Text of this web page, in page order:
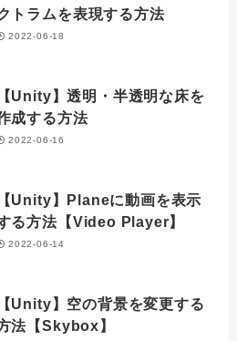
トラムを表現する方法
2022-06-18
【Unity】透明・半透明な床を
成する方法
2022-06-16
【Unity】Planeに動画を表示
る方法【Video Player】
2022-06-14
【Unity】空の背景を変更する
法【Skybox】